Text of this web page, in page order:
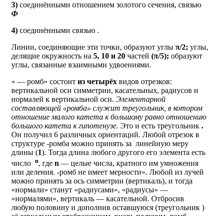
3) соединёнными отношением золотого сечения, связью
Ф
4) соединёнными связью .
Линии, соединяющие эти точки, образуют углы π/2; углы,
делящие окружность на 5, 10 и 20 частей (π/5); образуют
углы, связанные взаимными удвоениями.
« — ромб» состоит из четырёх видов отрезков:
вертикальной оси симметрии, касательных, радиусов и
нормалей к вертикальной оси. Элементарной
составляющей «ромба» служит треугольник, в котором
отношение малого катета к большому равно отношению
большого катета к гипотенузе. Это и есть треугольник .
Он получил 6 различных ориентаций. Любой отрезок в
структуре -ромба можно принять за линейную меру
длины (1). Тогда длина любого другого его элемента есть
число n, где n — целые числа, кратного им умножения
или деления. -ромб не имеет мерности». Любой из лучей
можно принять за ось симметрии (вертикаль), и тогда
«нормали» станут «радиусами», «радиусы» —
«нормалями», вертикаль — касательной. Отбросив
любую половину и дополнив оставшуюся (треугольник )